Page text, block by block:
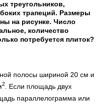
треугольников,
трапеций. Размеры
на рисунке. Число
количество
потребуется плиток?
полосы шириной 20 см и
2
. Если площадь двух
параллелограмма или